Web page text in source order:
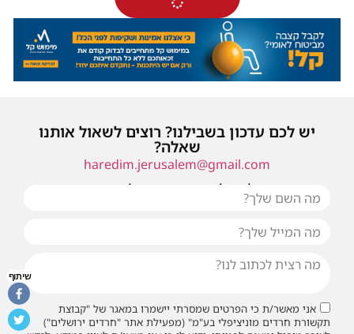
יש לכם עדכון בשבילנו? רוצים לשאול אותנו
שאלה?
haredim.jerusalem@gmail.com
או שילחו אלינו פנייה ונחזור אליכם בהקדם
אני מאשר/ת כי הפרטים שמסרתי יישמרו במאגר של "קבוצת
תקשורת חרדים מוניציפלי בע"מ" (מפעילת אתר "חרדים ירושלים")
שיתוף